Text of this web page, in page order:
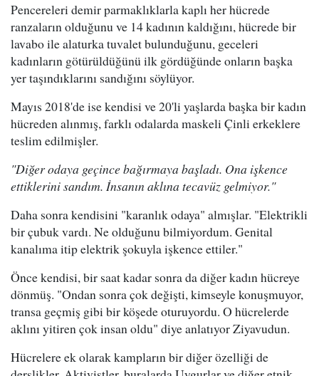
Pencereleri demir parmaklıklarla kaplı her hücrede
ranzaların olduğunu ve 14 kadının kaldığını, hücrede bir
lavabo ile alaturka tuvalet bulunduğunu, geceleri
kadınların götürüldüğünü ilk gördüğünde onların başka
yer taşındıklarını sandığını söylüyor.
Mayıs 2018'de ise kendisi ve 20'li yaşlarda başka bir kadın
hücreden alınmış, farklı odalarda maskeli Çinli erkeklere
teslim edilmişler.
"Diğer odaya geçince bağırmaya başladı. Ona işkence
ettiklerini sandım. İnsanın aklına tecavüz gelmiyor."
Daha sonra kendisini "karanlık odaya" almışlar. "Elektrikli
bir çubuk vardı. Ne olduğunu bilmiyordum. Genital
kanalıma itip elektrik şokuyla işkence ettiler."
Önce kendisi, bir saat kadar sonra da diğer kadın hücreye
dönmüş. "Ondan sonra çok değişti, kimseyle konuşmuyor,
transa geçmiş gibi bir köşede oturuyordu. O hücrelerde
aklını yitiren çok insan oldu" diye anlatıyor Ziyavudun.
Hücrelere ek olarak kampların bir diğer özelliği de